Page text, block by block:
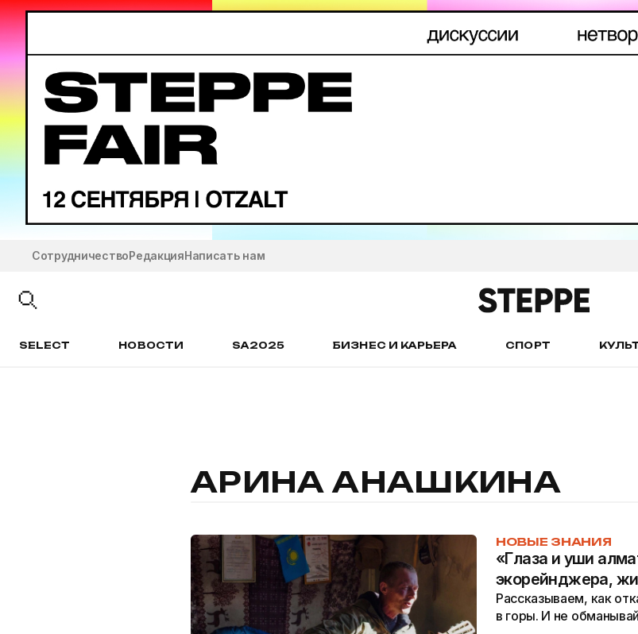
СотрудничествоРедакцияНаписать нам
SELECT НОВОСТИ SA2025 БИЗНЕС И КАРЬЕРА СПОРТ
АРИНА АНАШКИНА
НОВЫЕ ЗНАНИЯ
«Глаза и уши
экорейнджера,
Рассказываем, как
в горы. И не